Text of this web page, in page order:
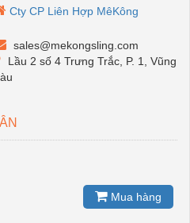
Cty CP Liên Hợp MêKông
sales@mekongsling.com
Lầu 2 số 4 Trưng Trắc, P. 1, Vũng
Mua hàng